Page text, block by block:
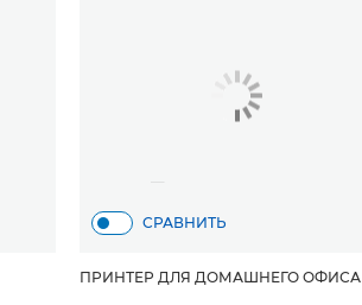
СРАВНИТЬ
ПРИНТЕР ДЛЯ ДОМАШНЕГО ОФИСА